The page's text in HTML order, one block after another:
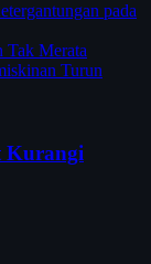
pada
Merata
Turun
Kurangi